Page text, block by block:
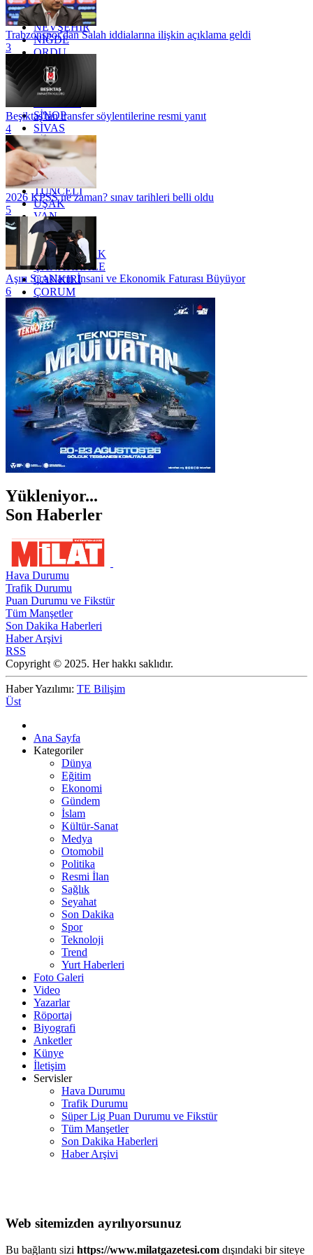
MUŞ
NEVŞEHİR
NİĞDE
ORDU
OSMANİYE
RİZE
SAKARYA
SİNOP
SİVAS
SİİRT
TEKİRDAĞ
TOKAT
TRABZON
TUNCELİ
UŞAK
VAN
YALOVA
YOZGAT
ZONGULDAK
ÇANAKKALE
ÇANKIRI
ÇORUM
İSTANBUL
İZMİR
ŞANLIURFA
ŞIRNAK
Trabzonspor'dan Salah iddialarına ilişkin açıklama geldi
3
Beşiktaş'tan transfer söylentilerine resmi yanıt
4
2026 KPSS ne zaman? sınav tarihleri belli oldu
5
Aşırı Sıcakların İnsani ve Ekonomik Faturası Büyüyor
6
Yükleniyor...
Son Haberler
Hava Durumu
Trafik Durumu
Puan Durumu ve Fikstür
Tüm Manşetler
Son Dakika Haberleri
Haber Arşivi
RSS
Copyright © 2025. Her hakkı saklıdır.
Haber Yazılımı: TE Bilişim
Üst
Ana Sayfa
Kategoriler
Dünya
Eğitim
Ekonomi
Gündem
İslam
Kültür-Sanat
Medya
Otomobil
Politika
Resmi İlan
Sağlık
Seyahat
Son Dakika
Spor
Teknoloji
Trend
Yurt Haberleri
Foto Galeri
Video
Yazarlar
Röportaj
Biyografi
Anketler
Künye
İletişim
Servisler
Hava Durumu
Trafik Durumu
Süper Lig Puan Durumu ve Fikstür
Tüm Manşetler
Son Dakika Haberleri
Haber Arşivi
Web sitemizden ayrılıyorsunuz
Bu bağlantı sizi https://www.milatgazetesi.com dışındaki bir siteye